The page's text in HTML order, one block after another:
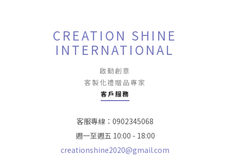
CREATION SHINE
INTERNATIONAL
啟動創意
客製化禮贈品專家
客戶服務
客服專線：0902345068
週一至週五 10:00 - 18:00
creationshine2020@gmail.com